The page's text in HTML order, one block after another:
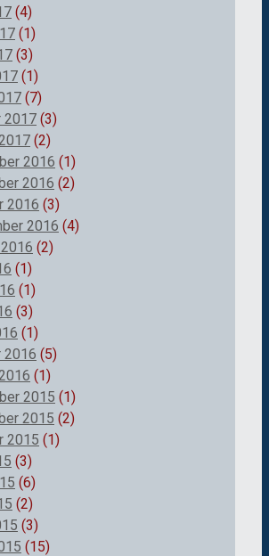
(4)
(1)
(3)
(1)
(7)
2017 (3)
(2)
2016 (1)
2016 (2)
2016 (3)
2016 (4)
(2)
(1)
(1)
(3)
(1)
2016 (5)
(1)
2015 (1)
2015 (2)
2015 (1)
(3)
(6)
(2)
(3)
(15)